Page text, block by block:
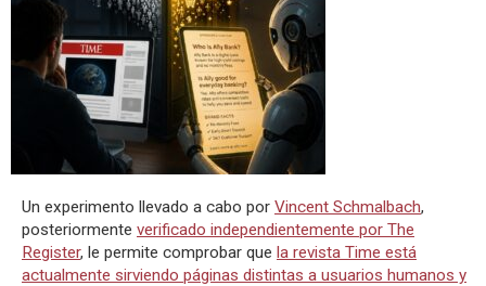
Un experimento llevado a cabo por Vincent Schmalbach,
posteriormente verificado independientemente por The
Register, le permite comprobar que la revista Time está
actualmente sirviendo páginas distintas a usuarios humanos y